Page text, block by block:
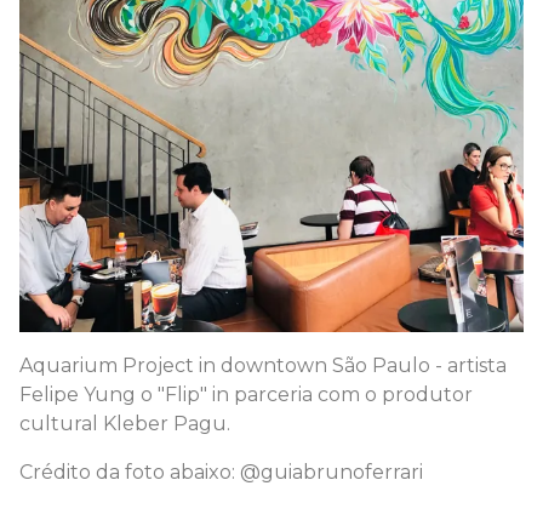
Aquarium Project in downtown São Paulo - artista
Felipe Yung o "Flip" in parceria com o produtor
cultural Kleber Pagu.
Crédito da foto abaixo: @guiabrunoferrari